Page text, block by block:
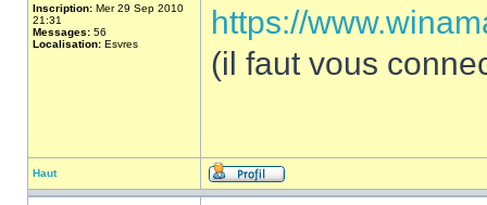
Inscription: Mer 29 Sep 2010
21:31
Messages: 56
Localisation: Esvres
https://
(il faut vous
Haut